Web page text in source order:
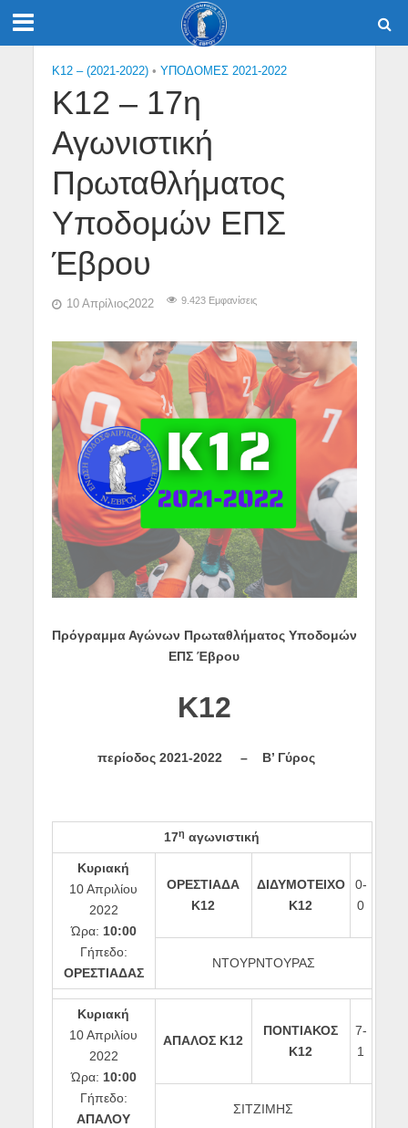
K12 – (2021-2022) • ΥΠΟΔΟΜΕΣ 2021-2022
Κ12 – 17η
Αγωνιστική
Πρωταθλήματος
Υποδομών ΕΠΣ
Έβρου
10 Απρίλιος2022 9.423 Εμφανίσεις
Πρόγραμμα Αγώνων Πρωταθλήματος Υποδομών
ΕΠΣ Έβρου
K12
περίοδος 2021-2022 – Β’ Γύρος
17η αγωνιστική
Κυριακή
10 Απριλίου
2022
Ώρα: 10:00
Γήπεδο:
ΟΡΕΣΤΙΑΔΑΣ
ΟΡΕΣΤΙΑΔΑ
Κ12
ΔΙΔΥΜΟΤΕΙΧΟ
Κ12
0-
0
ΝΤΟΥΡΝΤΟΥΡΑΣ
Κυριακή
10 Απριλίου
2022
Ώρα: 10:00
Γήπεδο:
ΑΠΑΛΟΥ
ΑΠΑΛΟΣ Κ12
ΠΟΝΤΙΑΚΟΣ
Κ12
7-
1
ΣΙΤΖΙΜΗΣ